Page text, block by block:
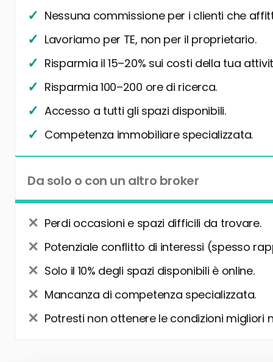
Nessuna commissione per i clienti che
Lavoriamo per TE, non per il proprietario.
Risparmia il 15–20% sui costi della tua
Risparmia 100–200 ore di ricerca.
Accesso a tutti gli spazi disponibili.
Competenza immobiliare specializzata.
Da solo o con un altro broker
Perdi occasioni e spazi difficili da trovare.
Potenziale conflitto di interessi (spesso
Solo il 10% degli spazi disponibili è online.
Mancanza di competenza specializzata.
Potresti non ottenere le condizioni migliori